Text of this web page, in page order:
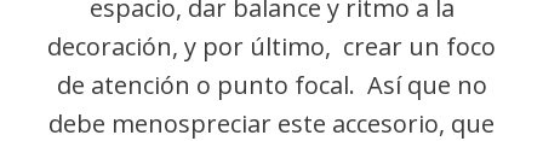
espacio, dar balance y ritmo a la
decoración, y por último, crear un foco
de atención o punto focal. Así que no
debe menospreciar este accesorio, que